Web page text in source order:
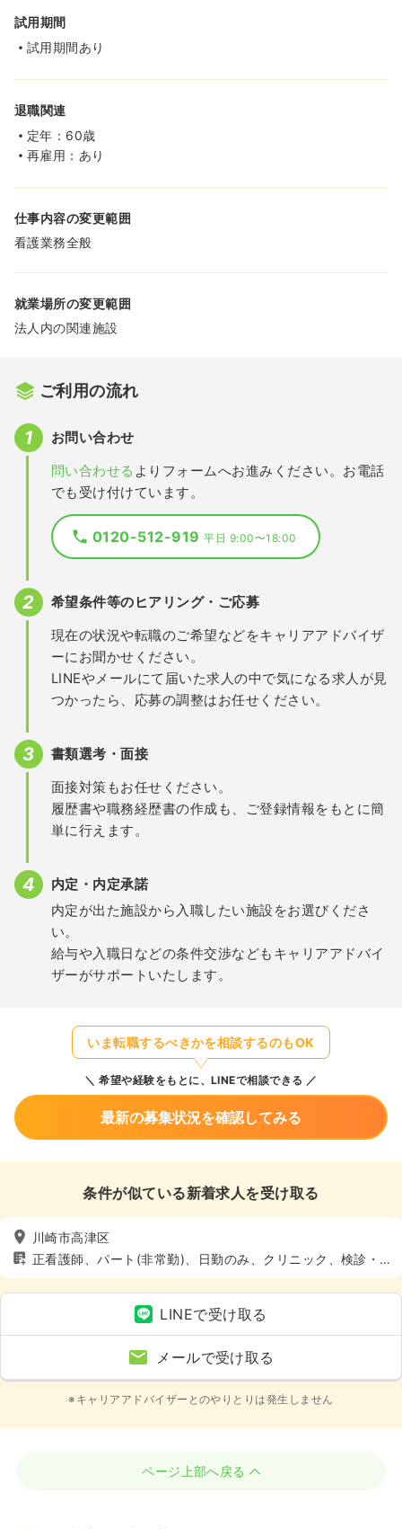
試用期間
試用期間あり
退職関連
定年：60歳
再雇用：あり
仕事内容の変更範囲
看護業務全般
就業場所の変更範囲
法人内の関連施設
ご利用の流れ
お問い合わせ
問い合わせる よりフォームへお進みください。お電話
でも受け付けています。
0120-512-919平日 9:00〜18:00
希望条件等のヒアリング・ご応募
現在の状況や転職のご希望などをキャリアアドバイザ
ーにお聞かせください。
LINEやメールにて届いた求人の中で気になる求人が見
つかったら、応募の調整はお任せください。
書類選考・面接
面接対策もお任せください。
履歴書や職務経歴書の作成も、ご登録情報をもとに簡
単に行えます。
内定・内定承諾
内定が出た施設から入職したい施設をお選びくださ
い。
給与や入職日などの条件交渉などもキャリアアドバイ
ザーがサポートいたします。
いま転職するべきかを相談するのもOK
希望や経験をもとに、LINEで相談できる
最新の募集状況を確認してみる
条件が似ている新着求人を受け取る
川崎市高津区
正看護師、パート(非常勤)、日勤のみ、クリニック、検診・
健診、4週8休以上
LINEで受け取る
メールで受け取る
※キャリアアドバイザーとのやりとりは発生しません
ページ上部へ戻る